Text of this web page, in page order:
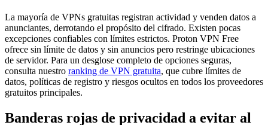
La mayoría de VPNs gratuitas registran actividad y venden datos a
anunciantes, derrotando el propósito del cifrado. Existen pocas
excepciones confiables con límites estrictos. Proton VPN Free
ofrece sin límite de datos y sin anuncios pero restringe ubicaciones
de servidor. Para un desglose completo de opciones seguras,
consulta nuestro ranking de VPN gratuita, que cubre límites de
datos, políticas de registro y riesgos ocultos en todos los proveedores
gratuitos principales.
Banderas rojas de privacidad a evitar al